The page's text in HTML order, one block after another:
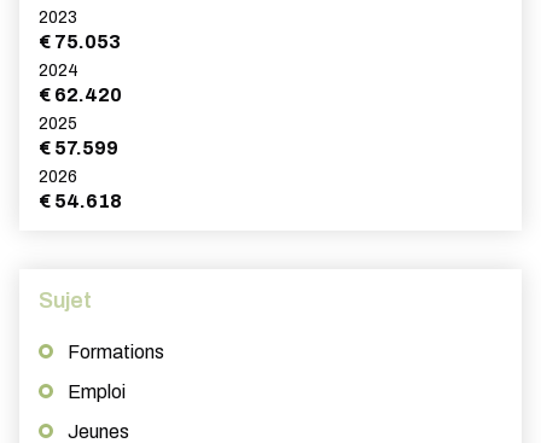
2023
€ 75.053
2024
€ 62.420
2025
€ 57.599
2026
€ 54.618
Sujet
Formations
Emploi
Jeunes